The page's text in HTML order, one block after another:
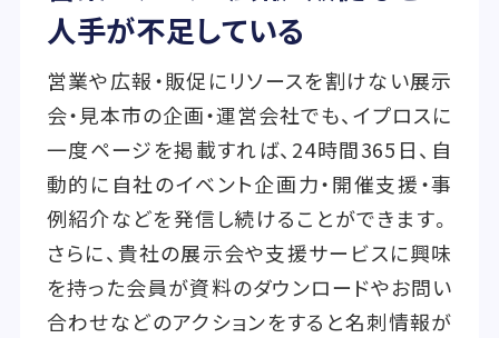
人手が不足している
営業や広報・販促にリソースを割けない展示
会・見本市の企画・運営会社でも、イプロスに
一度ページを掲載すれば、24時間365日、自
動的に自社のイベント企画力・開催支援・事
例紹介などを発信し続けることができます。
さらに、貴社の展示会や支援サービスに興味
を持った会員が資料のダウンロードやお問い
合わせなどのアクションをすると名刺情報が